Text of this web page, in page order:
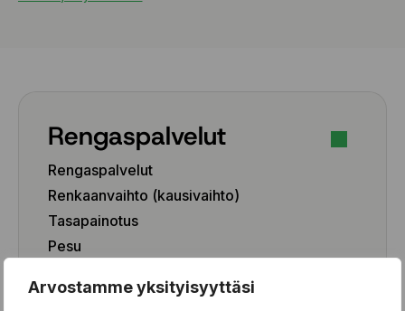
Arvostamme yksityisyyttäsi
Rengaspalvelut
Rengaspalvelut
Renkaanvaihto (kausivaihto)
Tasapainotus
Pesu
Paikka-aineen poisto